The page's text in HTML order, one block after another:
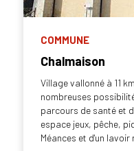
COMMUNE
Chalmaison
Village vallonné à 11
nombreuses
parcours de santé et
espace jeux, pêche,
Méances et d'un lavoir